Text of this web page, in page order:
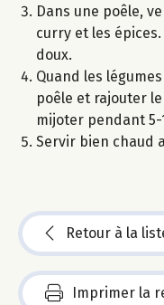
Dans une poêle,
curry et les
doux.
Quand les
poêle et rajouter
mijoter pendant
Servir bien chaud
Retour à la
Imprimer la